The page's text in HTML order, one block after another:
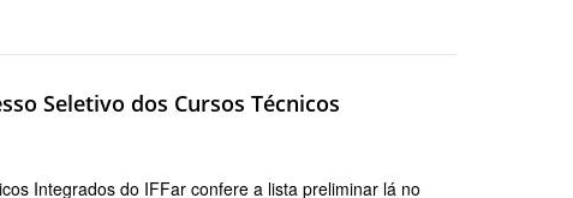
Seletivo dos Cursos Técnicos
Integrados do IFFar confere a lista preliminar lá no